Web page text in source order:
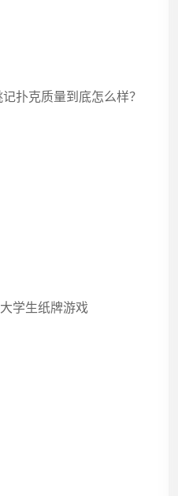
扑克质量到底怎么样？
学生纸牌游戏